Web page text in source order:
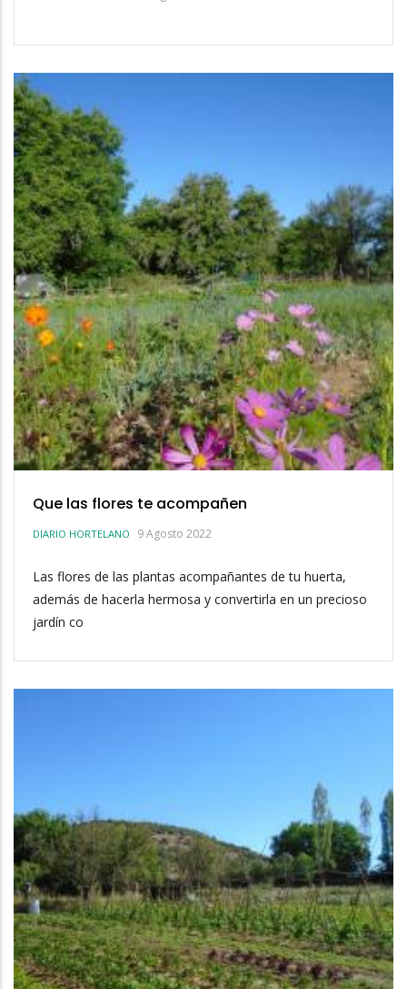
Que las flores te acompañen
DIARIO HORTELANO 9 Agosto 2022
Las flores de las plantas acompañantes de tu huerta,
además de hacerla hermosa y convertirla en un precioso
jardín co